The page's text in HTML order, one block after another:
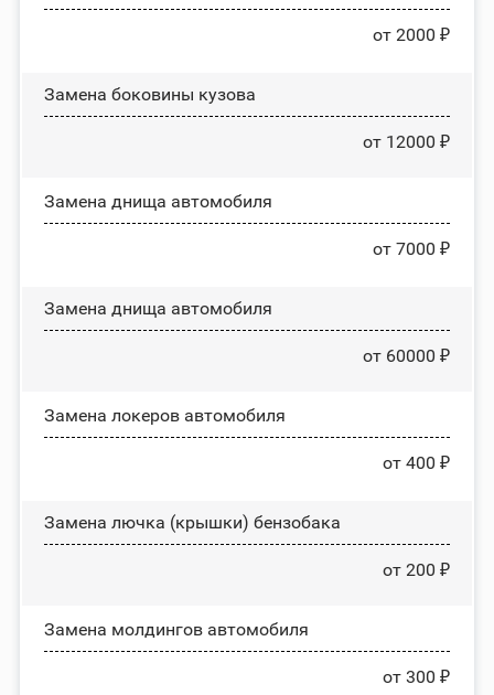
от 2000 ₽
Замена боковины кузова
от 12000 ₽
Замена днища автомобиля
от 7000 ₽
Замена днища автомобиля
от 60000 ₽
Замена лoĸepoв автомобиля
от 400 ₽
Замена лючка (крышки) бензобака
от 200 ₽
Замена молдингов автомобиля
от 300 ₽